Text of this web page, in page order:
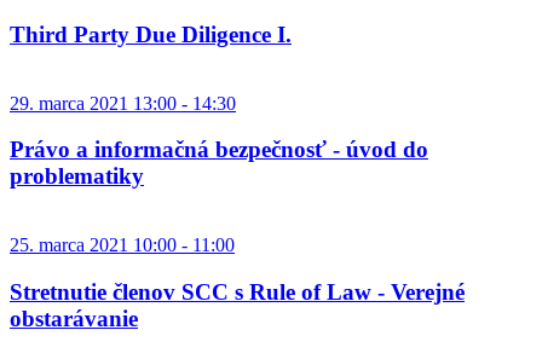
Third Party Due Diligence I.
29. marca 2021 13:00 - 14:30
Právo a informačná bezpečnosť - úvod do
problematiky
25. marca 2021 10:00 - 11:00
Stretnutie členov SCC s Rule of Law - Verejné
obstarávanie